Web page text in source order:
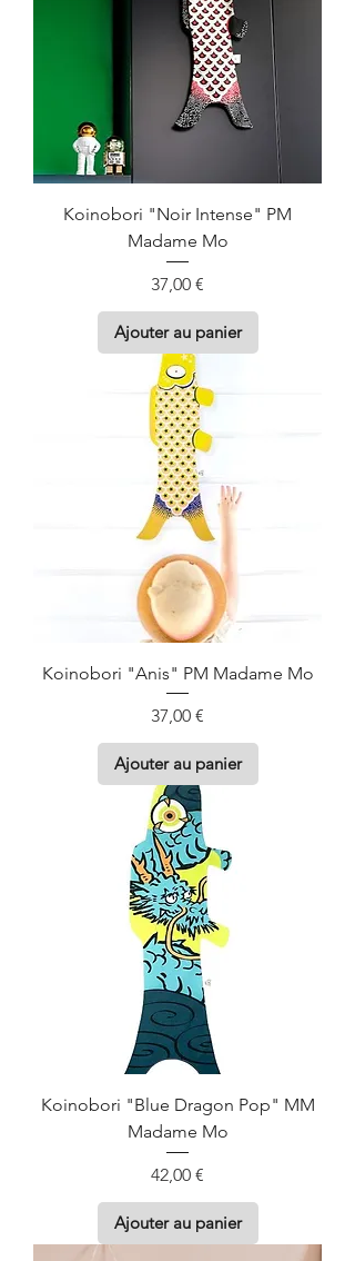
Koinobori "Noir Intense" PM
Madame Mo
Prix
37,00 €
Ajouter au panier
Koinobori "Anis" PM Madame Mo
Prix
37,00 €
Ajouter au panier
Koinobori "Blue Dragon Pop" MM
Madame Mo
Prix
42,00 €
Ajouter au panier